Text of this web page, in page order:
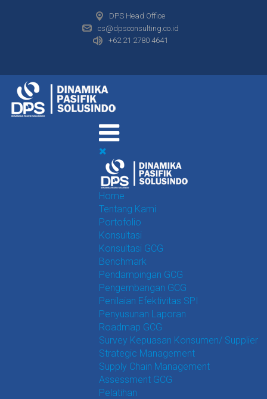
DPS Head Office
cs@dpsconsulting.co.id
+62 21 2780 4641
Home
Tentang Kami
Portofolio
Konsultasi
Konsultasi GCG
Benchmark
Pendampingan GCG
Pengembangan GCG
Penilaian Efektivitas SPI
Penyusunan Laporan
Roadmap GCG
Survey Kepuasan Konsumen/ Supplier
Strategic Management
Supply Chain Management
Assessment GCG
Pelatihan